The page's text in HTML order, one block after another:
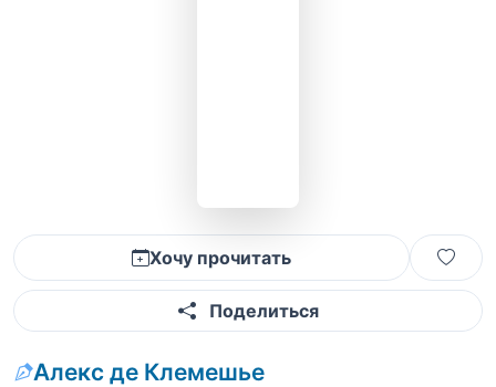
Хочу прочитать
Поделиться
Алекс де Клемешье